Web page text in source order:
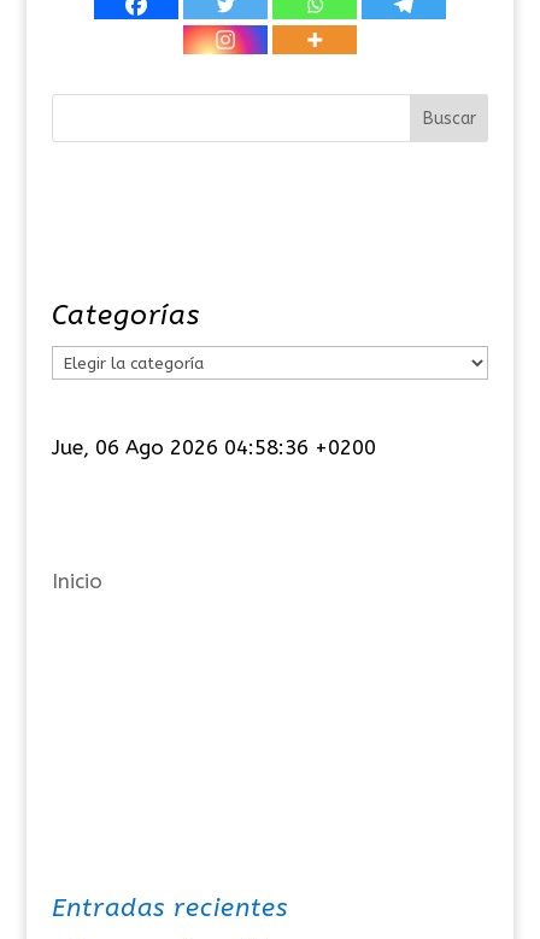
Categorías
e
í
Jue, 06 Ago 2026 04:58:36 +0200
Inicio
Entradas recientes